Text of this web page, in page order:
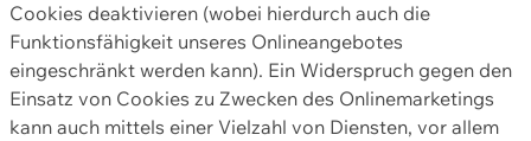
Cookies deaktivieren (wobei hierdurch auch die
Funktionsfähigkeit unseres Onlineangebotes
eingeschränkt werden kann). Ein Widerspruch gegen den
Einsatz von Cookies zu Zwecken des Onlinemarketings
kann auch mittels einer Vielzahl von Diensten, vor allem